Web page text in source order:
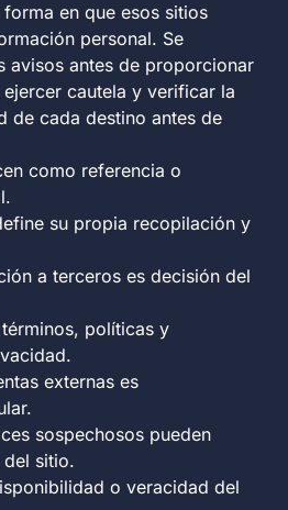
en que esos sitios
personal. Se
avisos antes de proporcionar
cautela y verificar la
de cada destino antes de
como referencia o
su propia recopilación y
a terceros es decisión del
políticas y
externas es
sospechosos pueden
del sitio.
o veracidad del